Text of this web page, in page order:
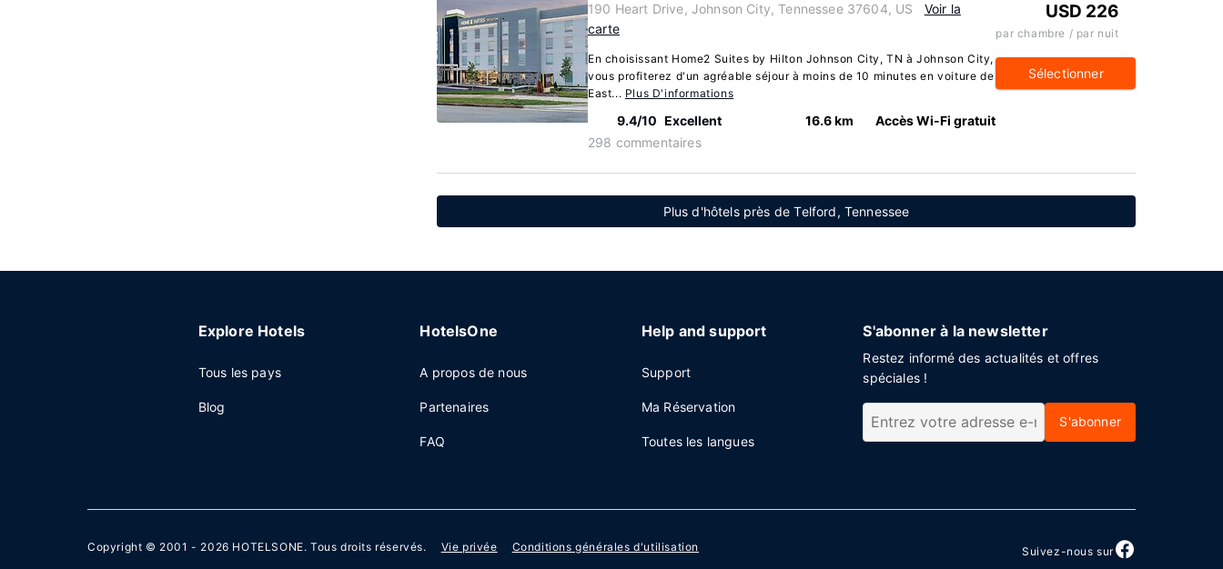
190 Heart Drive, Johnson City, Tennessee 37604, US
Voir la
carte
En choisissant Home2 Suites by Hilton Johnson City, TN à Johnson City,
vous profiterez d'un agréable séjour à moins de 10 minutes en voiture de
East... Plus D'informations
9.4/10 Excellent
298 commentaires
16.6 km Accès Wi-Fi gratuit
USD 226
par chambre / par nuit
Sélectionner
Plus d'hôtels près de Telford, Tennessee
Explore Hotels
Tous les pays
Blog
HotelsOne
A propos de nous
Partenaires
FAQ
Help and support
Support
Ma Réservation
Toutes les langues
S'abonner à la newsletter
Restez informé des actualités et offres
spéciales !
S'abonner
Copyright © 2001 - 2026 HOTELSONE. Tous droits réservés. Vie privée Conditions générales d'utilisation Suivez-nous sur